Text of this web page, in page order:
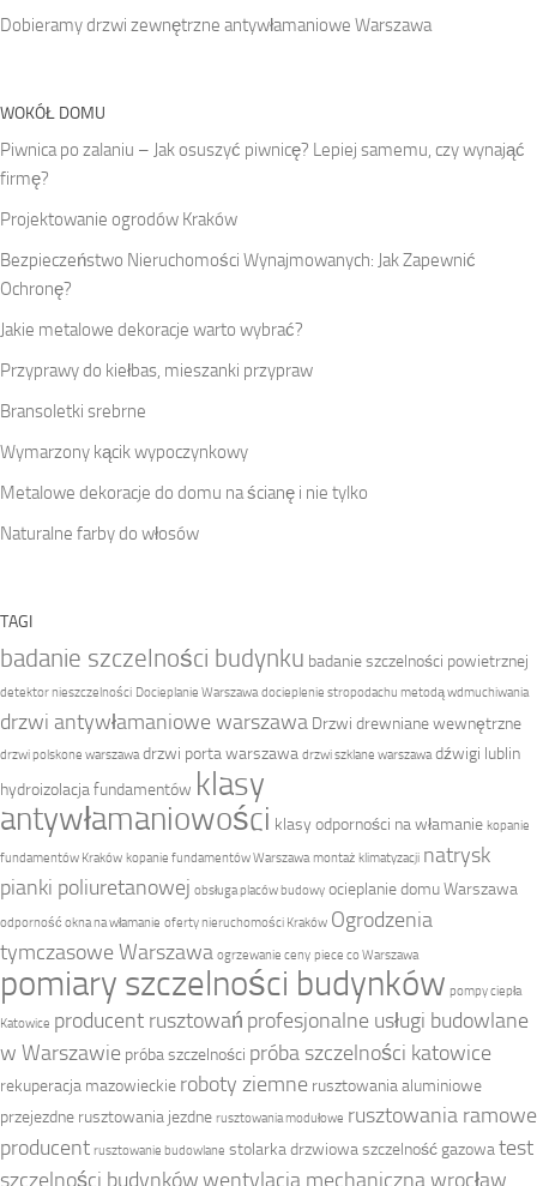
Dobieramy drzwi zewnętrzne antywłamaniowe Warszawa
WOKÓŁ DOMU
Piwnica po zalaniu – Jak osuszyć piwnicę? Lepiej samemu, czy wynająć
firmę?
Projektowanie ogrodów Kraków
Bezpieczeństwo Nieruchomości Wynajmowanych: Jak Zapewnić
Ochronę?
Jakie metalowe dekoracje warto wybrać?
Przyprawy do kiełbas, mieszanki przypraw
Bransoletki srebrne
Wymarzony kącik wypoczynkowy
Metalowe dekoracje do domu na ścianę i nie tylko
Naturalne farby do włosów
TAGI
badanie szczelności budynku badanie szczelności powietrznej
detektor nieszczelności Docieplanie Warszawa docieplenie stropodachu metodą wdmuchiwania
drzwi antywłamaniowe warszawa Drzwi drewniane wewnętrzne
drzwi polskone warszawa drzwi porta warszawa drzwi szklane warszawa dźwigi lublin
hydroizolacja fundamentów klasy
antywłamaniowości klasy odporności na włamanie kopanie
fundamentów Kraków kopanie fundamentów Warszawa montaż klimatyzacji natrysk
pianki poliuretanowej obsługa placów budowy ocieplanie domu Warszawa
odporność okna na włamanie oferty nieruchomości Kraków Ogrodzenia
tymczasowe Warszawa ogrzewanie ceny piece co Warszawa
pomiary szczelności budynków pompy ciepła
Katowice producent rusztowań profesjonalne usługi budowlane
w Warszawie próba szczelności próba szczelności katowice
rekuperacja mazowieckie roboty ziemne rusztowania aluminiowe
przejezdne rusztowania jezdne rusztowania modułowe rusztowania ramowe
producent rusztowanie budowlane stolarka drzwiowaszczelność gazowatest
szczelności budynkówwentylacja mechaniczna wrocław